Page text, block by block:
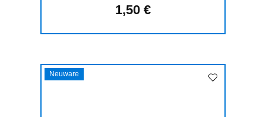
Regulärer Preis:
1,50 €
Neuware